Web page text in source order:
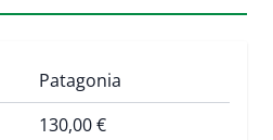
Patagonia
130,00 €